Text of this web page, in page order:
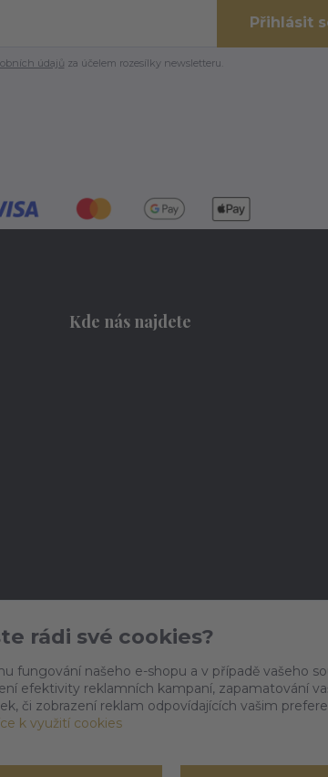
Přihlásit
údajů za účelem rozesílky newsletteru.
Kde nás najdete
rádi své cookies?
fungování našeho e-shopu a v případě vašeho
efektivity reklamních kampaní, zapamatování
či zobrazení reklam odpovídajících vašim
k využití cookies